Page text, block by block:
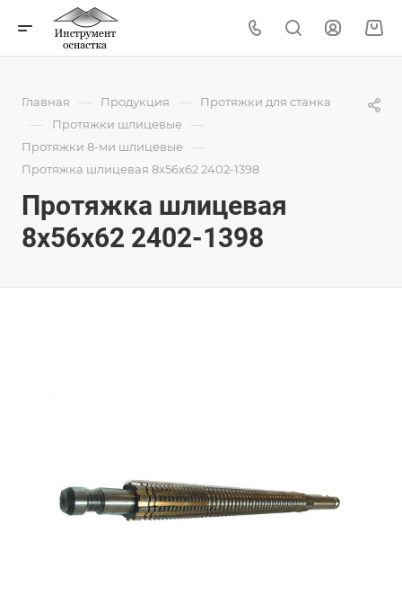
Главная — Продукция — Протяжки для станка
— Протяжки шлицевые —
Протяжки 8-ми шлицевые —
Протяжка шлицевая 8x56x62 2402-1398
Протяжка шлицевая
8x56x62 2402-1398